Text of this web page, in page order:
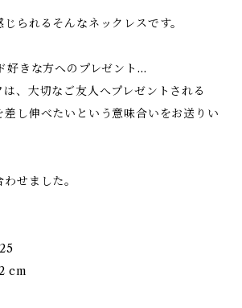
られるそんなネックレスです。
好きな方へのプレゼント…
、大切なご友人へプレゼントされる
差し伸べたいという意味合いをお送りい
せました。
cm